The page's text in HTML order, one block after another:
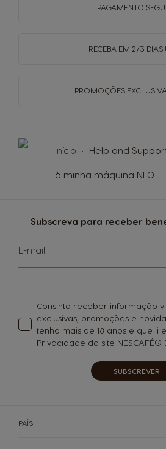
PAGAMENTO
RECEBA EM 2/3 DIAS
PROMOÇÕES
Início Help and
à minha máquina NEO
Subscreva para receber
Subscreva
a
nossa
E-mail
Consinto receber informação
exclusivas, promoções e
tenho mais de 18 anos e que li
Privacidade do site
SUBSCREVER
PAÍS